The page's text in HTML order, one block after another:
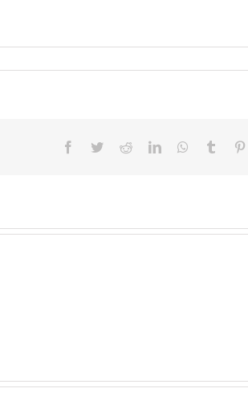
Facebook
TwitterRedditLinkedInWhatsApp
Tumblr